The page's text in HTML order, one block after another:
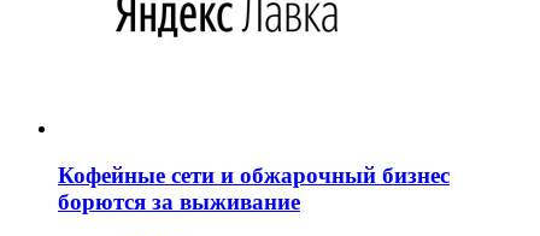
Кофейные сети и обжарочный бизнес
борются за выживание